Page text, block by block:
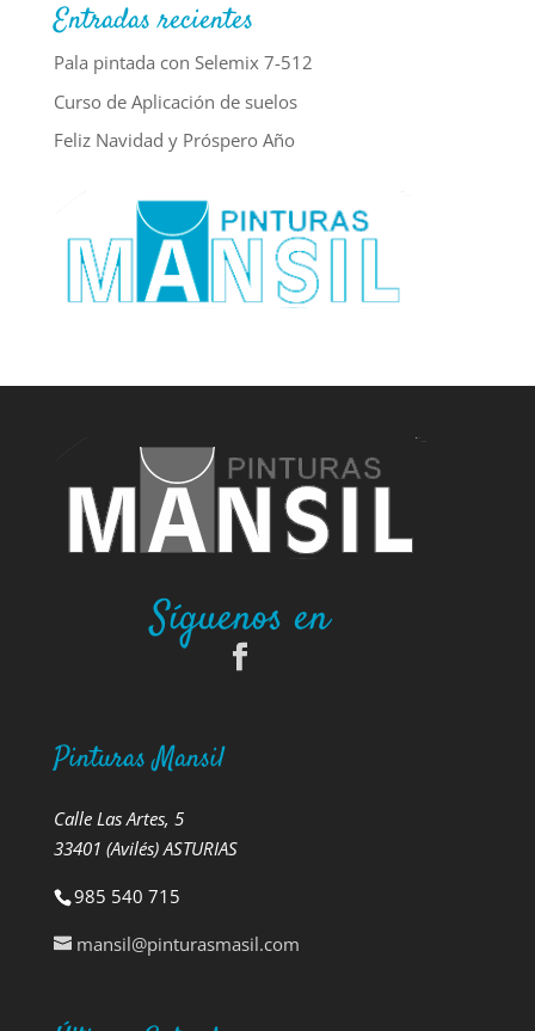
Entradas recientes
Pala pintada con Selemix 7-512
Curso de Aplicación de suelos
Feliz Navidad y Próspero Año
Síguenos en
Pinturas Mansil
Calle Las Artes, 5
33401 (Avilés) ASTURIAS
985 540 715
mansil@pinturasmasil.com